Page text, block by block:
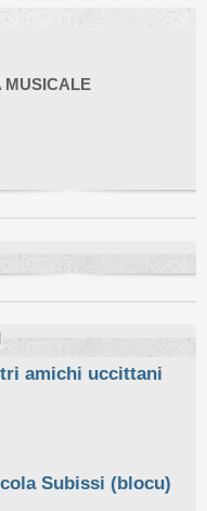
amichi uccittani
Subissi (blocu)